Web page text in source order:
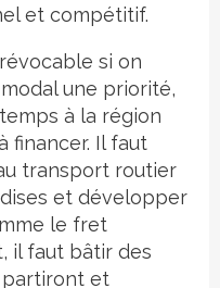
et compétitif.
si on
une priorité,
à la région
financer. Il faut
transport routier
et développer
le fret
il faut bâtir des
partiront et